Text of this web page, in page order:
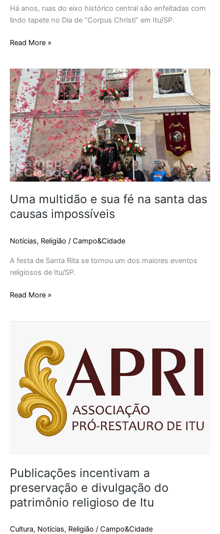
Há anos, ruas do eixo histórico central são enfeitadas com
lindo tapete no Dia de “Corpus Christi” em Itu/SP.
Read More »
Uma multidão e sua fé na santa das
causas impossíveis
Notícias, Religião / Campo&Cidade
A festa de Santa Rita se tornou um dos maiores eventos
religiosos de Itu/SP.
Uma
multidão
e
sua
fé
na
santa
das
causas
impossíveis
Read More »
Publicações incentivam a
preservação e divulgação do
patrimônio religioso de Itu
Cultura, Notícias, Religião / Campo&Cidade
incentivam
preservação
divulgação
patrimônio
religioso